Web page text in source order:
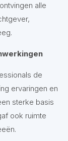
alle
de
ervaringen en
sterke basis
ook ruimte